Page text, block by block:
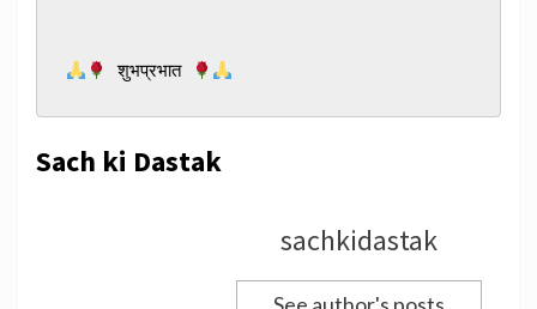
शुभप्रभात
Sach ki Dastak
sachkidastak